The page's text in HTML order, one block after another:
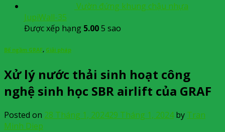
Vườn đứng khung chậu nhựa
JupiWall-35
Được xếp hạng 5.005 sao
Bể ngầm GRAF, Giải pháp
Xử lý nước thải sinh hoạt công
nghệ sinh học SBR airlift của GRAF
Posted on 28 Tháng 1, 202429 Tháng 1, 2024by Tran
Minh Diep